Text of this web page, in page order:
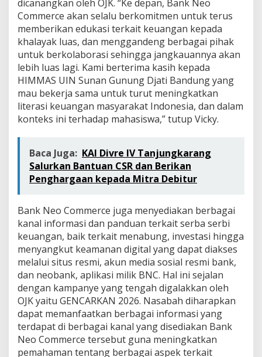
dicanangkan oleh OJK. “Ke depan, Bank Neo
Commerce akan selalu berkomitmen untuk terus
memberikan edukasi terkait keuangan kepada
khalayak luas, dan menggandeng berbagai pihak
untuk berkolaborasi sehingga jangkauannya akan
lebih luas lagi. Kami berterima kasih kepada
HIMMAS UIN Sunan Gunung Djati Bandung yang
mau bekerja sama untuk turut meningkatkan
literasi keuangan masyarakat Indonesia, dan dalam
konteks ini terhadap mahasiswa,” tutup Vicky.
Baca Juga: KAI Divre IV Tanjungkarang
Salurkan Bantuan CSR dan Berikan
Penghargaan kepada Mitra Debitur
Bank Neo Commerce juga menyediakan berbagai
kanal informasi dan panduan terkait serba serbi
keuangan, baik terkait menabung, investasi hingga
menyangkut keamanan digital yang dapat diakses
melalui situs resmi, akun media sosial resmi bank,
dan neobank, aplikasi milik BNC. Hal ini sejalan
dengan kampanye yang tengah digalakkan oleh
OJK yaitu GENCARKAN 2026. Nasabah diharapkan
dapat memanfaatkan berbagai informasi yang
terdapat di berbagai kanal yang disediakan Bank
Neo Commerce tersebut guna meningkatkan
pemahaman tentang berbagai aspek terkait